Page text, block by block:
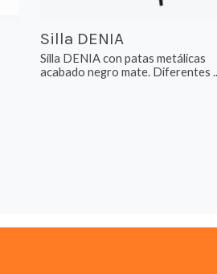
Silla DENIA
Silla DENIA con patas metálicas
acabado negro mate. Diferentes